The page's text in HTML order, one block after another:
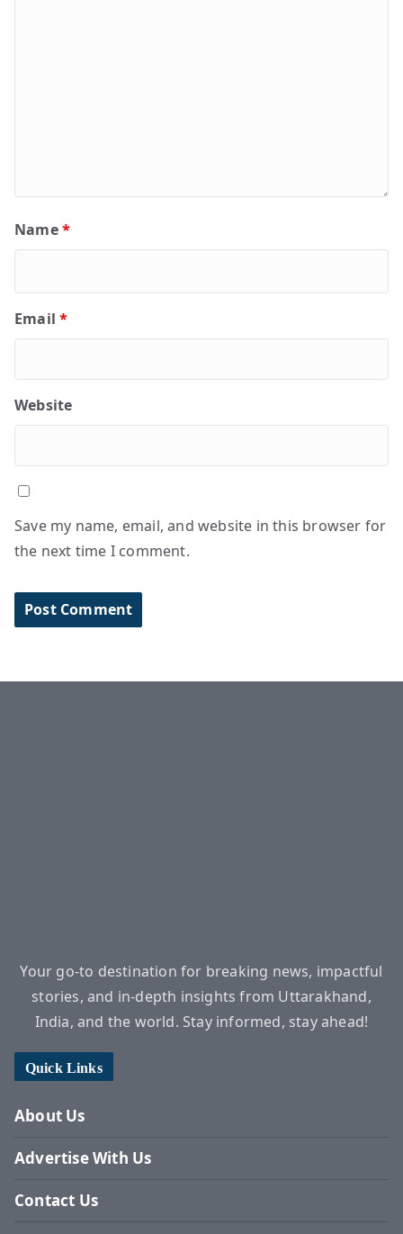
Name*
Email*
Website
Save my name, email, and website in this browser for
the next time I comment.
Your go-to destination for breaking news, impactful
stories, and in-depth insights from Uttarakhand,
India, and the world. Stay informed, stay ahead!
Quick Links
About Us
Advertise With Us
Contact Us